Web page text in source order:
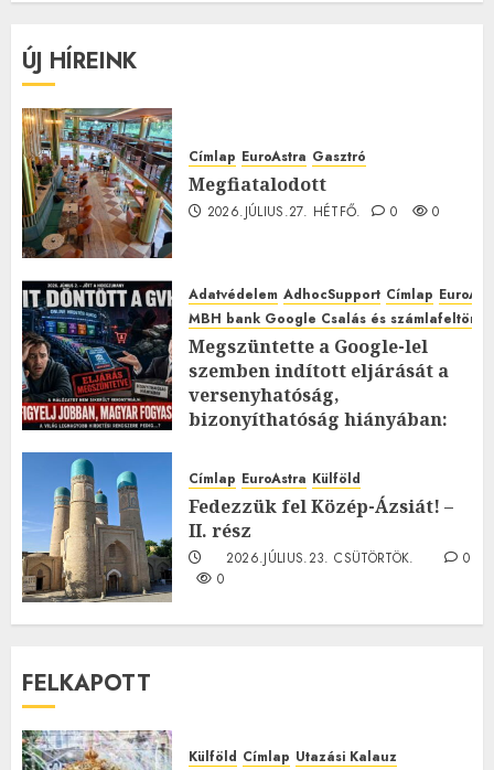
ÚJ HÍREINK
Címlap EuroAstra Gasztró
Megfiatalodott
2026.JÚLIUS.27. HÉTFŐ. 0 0
Adatvédelem AdhocSupport Címlap
MBH bank Google Csalás és
Megszüntette a Google-lel
szemben indított eljárását a
versenyhatóság,
bizonyíthatóság hiányában:
2026.JÚLIUS.23. CSÜTÖRTÖK.
0
Címlap EuroAstra Külföld
Fedezzük fel Közép-Ázsiát! –
II. rész
2026.JÚLIUS.23. CSÜTÖRTÖK.
0
0
FELKAPOTT
Külföld Címlap Utazási Kalauz